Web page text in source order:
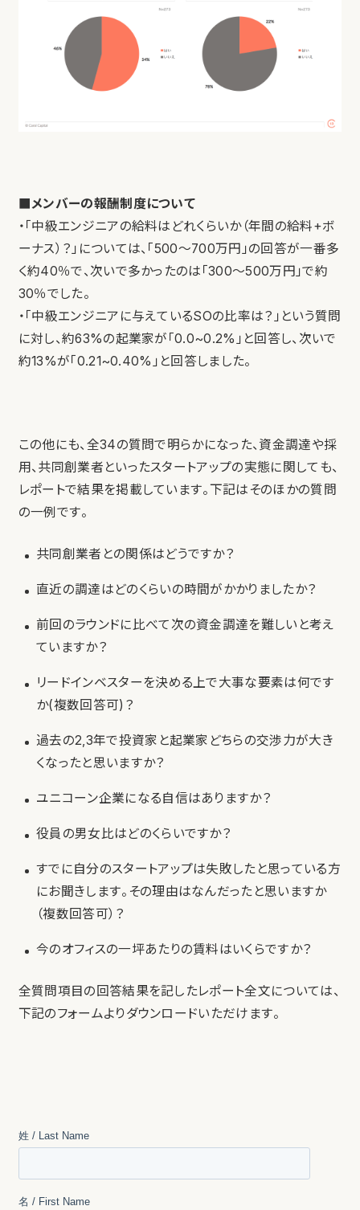
■メンバーの報酬制度について
・「中級エンジニアの給料はどれくらいか（年間の給料+ボ
ーナス）？」については、「500〜700万円」の回答が一番多
く約40％で、次いで多かったのは「300〜500万円」で約
30％でした。
・「中級エンジニアに与えているSOの比率は？」という質問
に対し、約63%の起業家が「0.0~0.2%」と回答し、次いで
約13%が「0.21~0.40%」と回答しました。
この他にも、全34の質問で明らかになった、資金調達や採
用、共同創業者といったスタートアップの実態に関しても、
レポートで結果を掲載しています。下記はそのほかの質問
の一例です。
共同創業者との関係はどうですか？
直近の調達はどのくらいの時間がかかりましたか？
前回のラウンドに比べて次の資金調達を難しいと考え
ていますか？
リードインベスターを決める上で大事な要素は何です
か(複数回答可)？
過去の2,3年で投資家と起業家どちらの交渉力が大き
くなったと思いますか？
ユニコーン企業になる自信はありますか？
役員の男女比はどのくらいですか？
すでに自分のスタートアップは失敗したと思っている方
にお聞きします。その理由はなんだったと思いますか
（複数回答可）？
今のオフィスの一坪あたりの賃料はいくらですか？
全質問項目の回答結果を記したレポート全文については、
下記のフォームよりダウンロードいただけます。